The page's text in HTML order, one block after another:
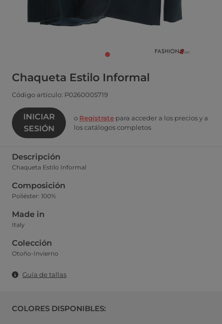
Chaqueta Estilo Informal
Código artículo: P0260005719
INICIAR
SESIÓN
o Regístrate para acceder a los precios y a
los catálogos completos
Descripción
Chaqueta Estilo Informal
Composición
Poliéster: 100%
Made in
Italy
Colección
Otoño-Invierno
Guía de tallas
COLORES DISPONIBLES: